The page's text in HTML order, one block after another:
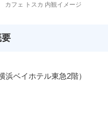
カフェ トスカ 内観イメージ
ベイホテル東急2階）